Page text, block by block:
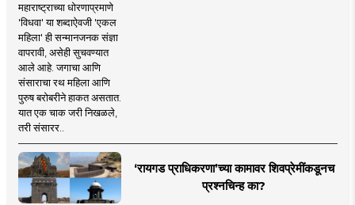
महाराष्ट्राच्या धोरणाप्रमाणे
'विधवा' या शब्दाऐवजी 'एकल
महिला' ही सन्मानजनक संज्ञा
वापरावी, असेही सुचवण्यात
आले आहे. जगाचा आणि
संसाराचा रथ महिला आणि
पुरुष बरोबरीने हाकत असतात.
यात एक चाक जरी निखळले,
तरी संसारर..
‘रायगड प्राधिकरणा’च्या कामावर शिवप्रेमींकडूनच
प्रश्नचिन्ह का?